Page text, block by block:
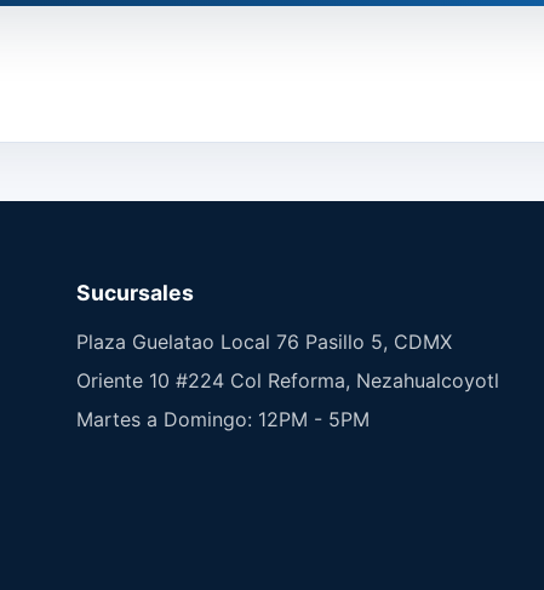
Sucursales
Plaza Guelatao Local 76 Pasillo 5, CDMX
Oriente 10 #224 Col Reforma, Nezahualcoyotl
Martes a Domingo: 12PM - 5PM